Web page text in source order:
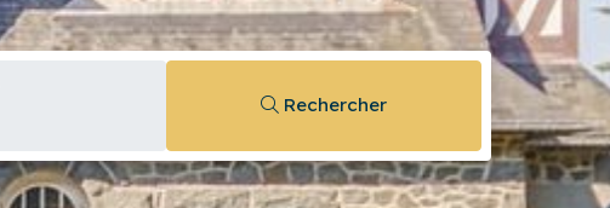
Rechercher